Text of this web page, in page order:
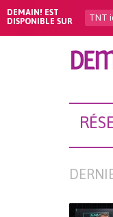
DEMAIN! EST
DISPONIBLE SUR
TNT